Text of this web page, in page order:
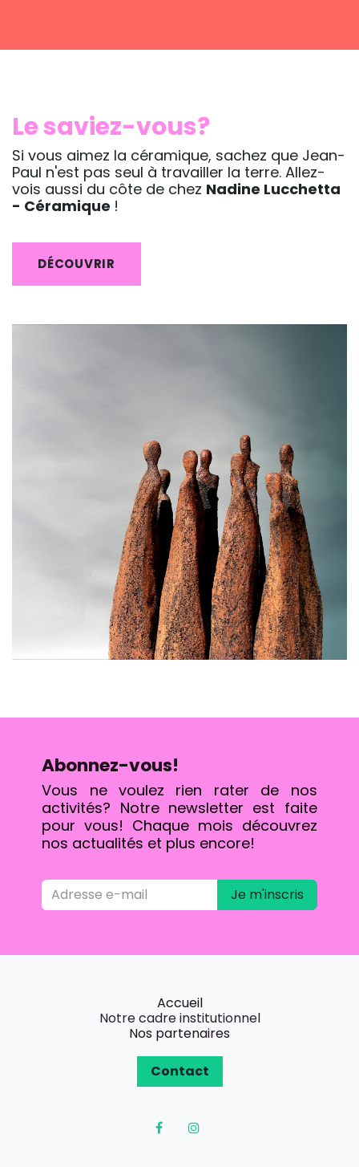
Le saviez-vous?
Si vous aimez la céramique, sachez que Jean-
Paul n'est pas seul à travailler la terre. Allez-
vois aussi du côte de chez Nadine Lucchetta
- Céramique !
DÉCOUVRIR
Abonnez-vous!
Vous ne voulez rien rater de nos
activités? Notre newsletter est faite
pour vous! Chaque mois découvrez
nos actualités et plus encore!
Je m'inscris
Accueil
Notre cadre institutionnel
Nos partenaires
Contact